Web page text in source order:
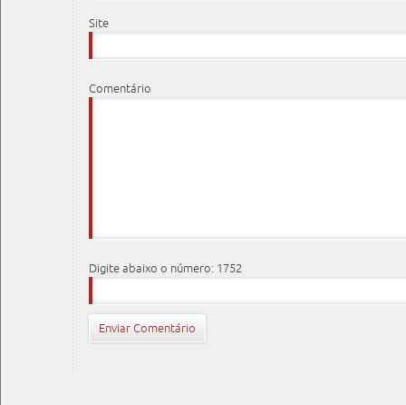
Site
Comentário
Digite abaixo o número: 1752